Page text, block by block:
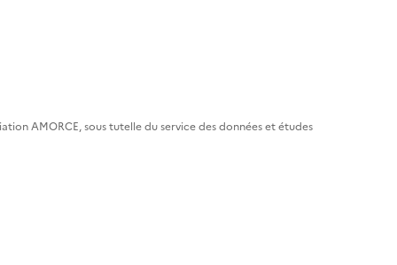
AMORCE, sous tutelle du service des données et études